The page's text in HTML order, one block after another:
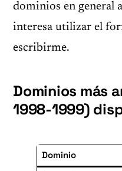
dominios en general
interesa utilizar el
escribirme.
Dominios más
1998-1999)
Dominio